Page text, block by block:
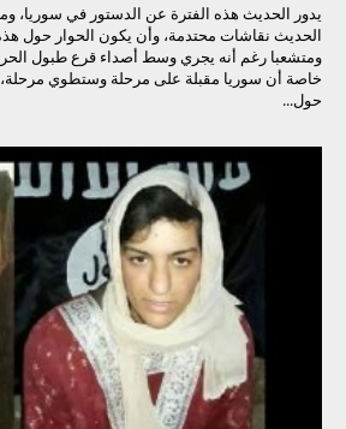
يدور الحديث هذه الفترة عن الدستور في سوريا،
الحديث نقاشات محتدمة، وأن يكون الحوار حول
ومتشعبا رغم أنه يجري وسط أصداء قرع طبول
خاصة أن سوريا مقبلة على مرحلة وستطوي مرحلة،
حول...